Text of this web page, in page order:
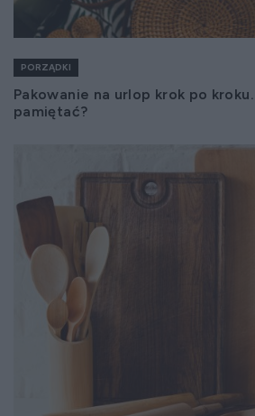
PORZĄDKI
Pakowanie na urlop krok po
pamiętać?